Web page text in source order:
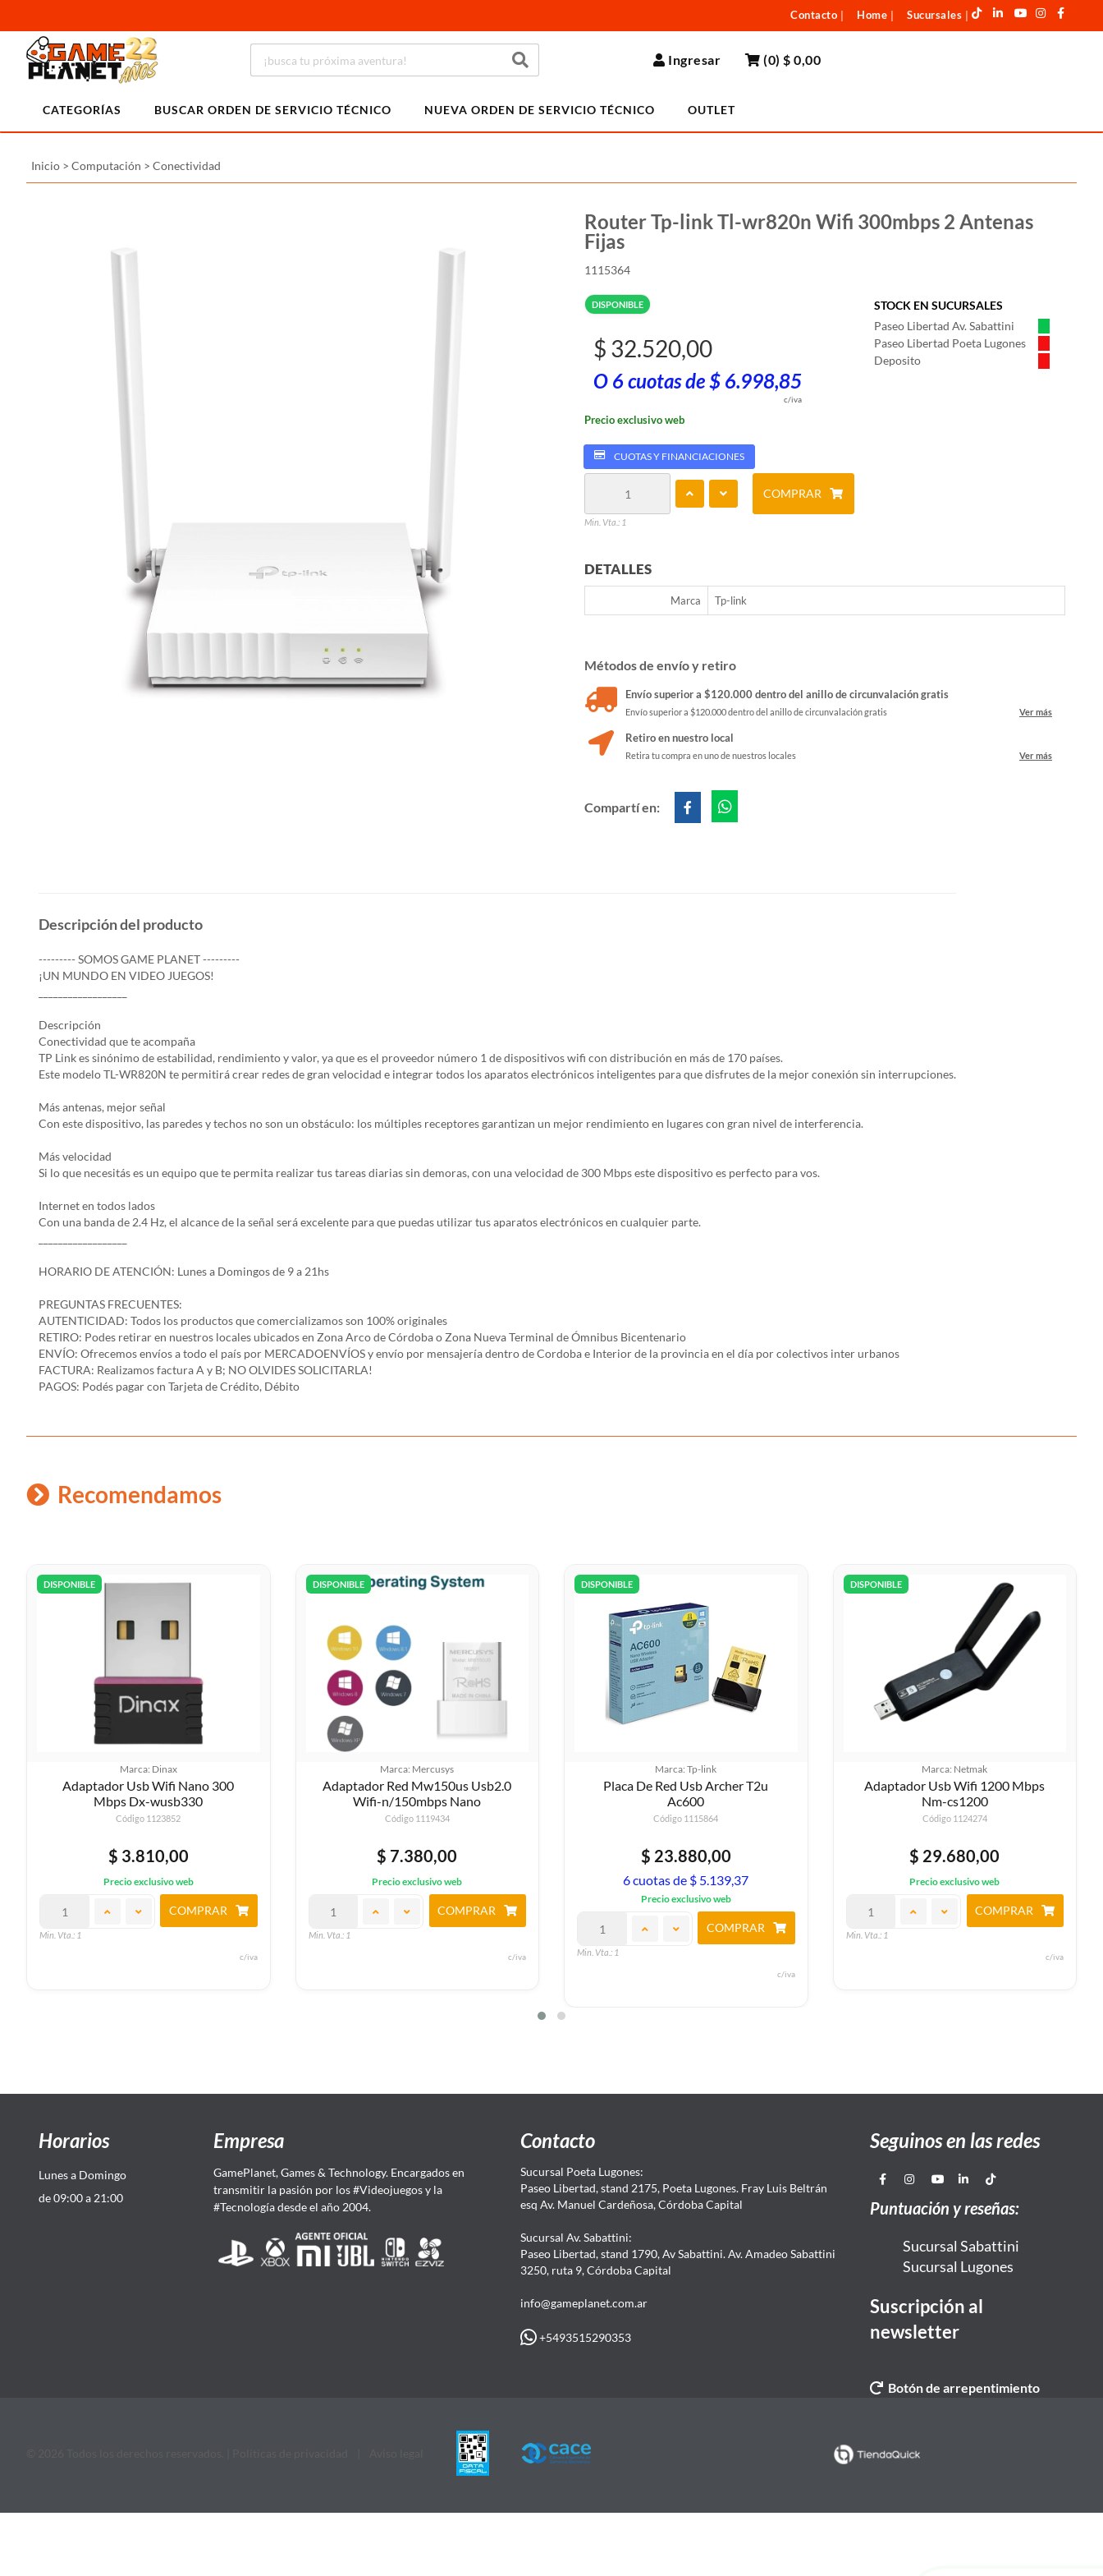
Contacto Home Sucursales
Ingresar (0)$ 0,00
CATEGORÍAS BUSCAR ORDEN DE SERVICIO TÉCNICO NUEVA ORDEN DE SERVICIO TÉCNICO OUTLET
Inicio > Computación > Conectividad
Router Tp-link Tl-wr820n Wifi 300mbps 2 Antenas
Fijas
1115364
DISPONIBLE
STOCK EN SUCURSALES
Paseo Libertad Av. Sabattini
Paseo Libertad Poeta Lugones
Deposito
$ 32.520,00
O 6 cuotas de $ 6.998,85
c/iva
Precio exclusivo web
CUOTAS Y FINANCIACIONES
Min. Vta.: 1
COMPRAR
DETALLES
Marca Tp-link
Métodos de envío y retiro
Envío superior a $120.000 dentro del anillo de circunvalación gratis
Envío superior a $120.000 dentro del anillo de circunvalación gratis Ver más
Retiro en nuestro local
Retira tu compra en uno de nuestros locales Ver más
Compartí en:
Descripción del producto
--------- SOMOS GAME PLANET ---------
¡UN MUNDO EN VIDEO JUEGOS!
Descripción
Conectividad que te acompaña
TP Link es sinónimo de estabilidad, rendimiento y valor, ya que es el proveedor número 1 de dispositivos wifi con distribución en más de 170 países.
Este modelo TL-WR820N te permitirá crear redes de gran velocidad e integrar todos los aparatos electrónicos inteligentes para que disfrutes de la mejor conexión sin interrupciones.
Más antenas, mejor señal
Con este dispositivo, las paredes y techos no son un obstáculo: los múltiples receptores garantizan un mejor rendimiento en lugares con gran nivel de interferencia.
Más velocidad
Si lo que necesitás es un equipo que te permita realizar tus tareas diarias sin demoras, con una velocidad de 300 Mbps este dispositivo es perfecto para vos.
Internet en todos lados
Con una banda de 2.4 Hz, el alcance de la señal será excelente para que puedas utilizar tus aparatos electrónicos en cualquier parte.
HORARIO DE ATENCIÓN: Lunes a Domingos de 9 a 21hs
PREGUNTAS FRECUENTES:
AUTENTICIDAD: Todos los productos que comercializamos son 100% originales
RETIRO: Podes retirar en nuestros locales ubicados en Zona Arco de Córdoba o Zona Nueva Terminal de Ómnibus Bicentenario
ENVÍO: Ofrecemos envíos a todo el país por MERCADOENVÍOS y envío por mensajería dentro de Cordoba e Interior de la provincia en el día por colectivos inter urbanos
FACTURA: Realizamos factura A y B; NO OLVIDES SOLICITARLA!
PAGOS: Podés pagar con Tarjeta de Crédito, Débito
Recomendamos
DISPONIBLE
Marca: Dinax
Adaptador Usb Wifi Nano 300
Mbps Dx-wusb330
Código 1123852
$ 3.810,00
Precio exclusivo web
Min. Vta.: 1
COMPRAR
c/iva
DISPONIBLE
Marca: Mercusys
Adaptador Red Mw150us Usb2.0
Wifi-n/150mbps Nano
Código 1119434
$ 7.380,00
Precio exclusivo web
Min. Vta.: 1
COMPRAR
c/iva
DISPONIBLE
Marca: Tp-link
Placa De Red Usb Archer T2u
Ac600
Código 1115864
$ 23.880,00
6 cuotas de $ 5.139,37
Precio exclusivo web
Min. Vta.: 1
COMPRAR
c/iva
DISPONIBLE
Marca: Netmak
Adaptador Usb Wifi 1200 Mbps
Nm-cs1200
Código 1124274
$ 29.680,00
Precio exclusivo web
Min. Vta.: 1
COMPRAR
c/iva
Horarios
Lunes a Domingo
de 09:00 a 21:00
Empresa
GamePlanet, Games & Technology. Encargados en
transmitir la pasión por los #Videojuegos y la
#Tecnología desde el año 2004.
Contacto
Sucursal Poeta Lugones:
Paseo Libertad, stand 2175, Poeta Lugones. Fray Luis Beltrán
esq Av. Manuel Cardeñosa, Córdoba Capital
Sucursal Av. Sabattini:
Paseo Libertad, stand 1790, Av Sabattini. Av. Amadeo Sabattini
3250, ruta 9, Córdoba Capital
info@gameplanet.com.ar
+5493515290353
Seguinos en las redes
Puntuación y reseñas:
Sucursal Sabattini
Sucursal Lugones
Suscripción al
newsletter
Botón de arrepentimiento